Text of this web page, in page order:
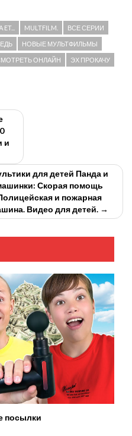
MULTFILM. ВСЕ СЕРИИ
НОВЫЕ МУЛЬТФИЛЬМЫ
ОНЛАЙН ЭХ ПРОКАЧУ
и
для детей Панда и
Скорая помощь
и пожарная
Видео для детей. →
посылки